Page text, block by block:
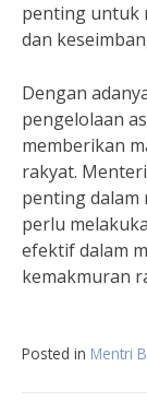
penting untuk
dan
Dengan
pengelolaan
memberikan
rakyat.
penting dalam
perlu
efektif dalam
kemakmuran
Posted in Mentri